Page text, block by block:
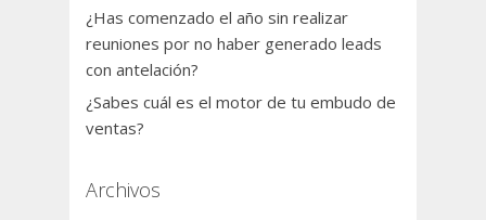
¿Has comenzado el año sin realizar
reuniones por no haber generado leads
con antelación?
¿Sabes cuál es el motor de tu embudo de
ventas?
Archivos